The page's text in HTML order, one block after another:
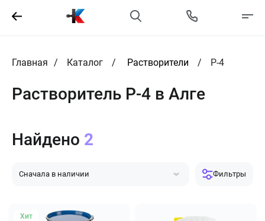
Главная Каталог Растворители Р-4
Растворитель Р-4 в Алге
Сначала в наличии
Фильтры
Найдено 2
Хит